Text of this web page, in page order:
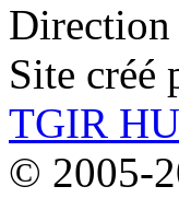
Direction
Site créé
TGIR
© 2005-